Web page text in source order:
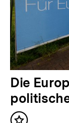
Die